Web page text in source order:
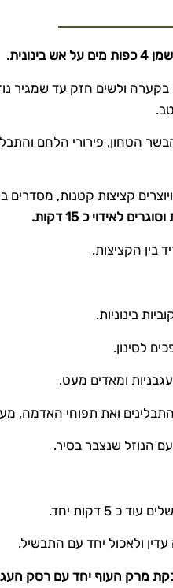
ולשים חזק עד שמגיר
הטחון, פירורי הלחם
קציצות קטנות, מסדרים
לאידוי כ 15 דקות.
בין הקציצות.
בינוניות.
ואת תפוחי האדמה,
הנוזל שנצבר בסיר.
5 דקות יחד.
ולאכול יחד עם התבשיל.
מרק העוף יחד עם רסק